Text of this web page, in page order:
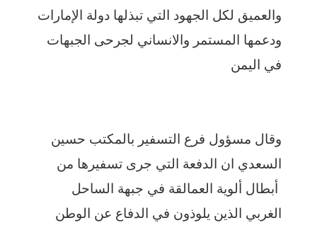
والعميق لكل الجهود التي تبذلها دولة الإمارات
ودعمها المستمر والانساني لجرحى الجبهات
في اليمن
وقال مسؤول فرع التسفير بالمكتب حسين
السعدي ان الدفعة التي جرى تسفيرها من
أبطال ألوية العمالقة في جبهة الساحل
الغربي الذين يلوذون في الدفاع عن الوطن